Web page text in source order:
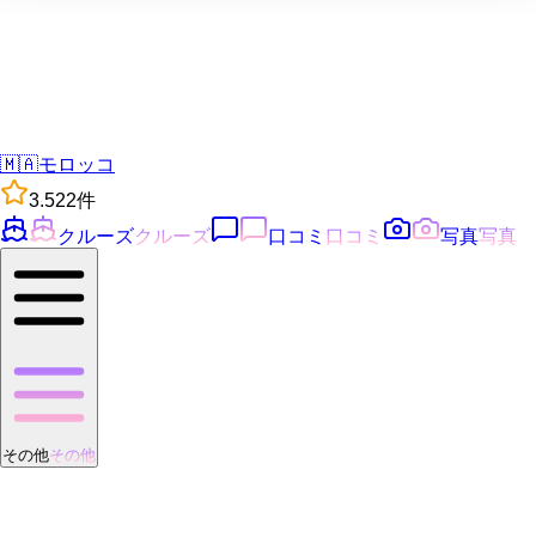
🇲🇦モロッコ
3.522件
クルーズクルーズ 口コミ 口コミ 写真写真
その他その他